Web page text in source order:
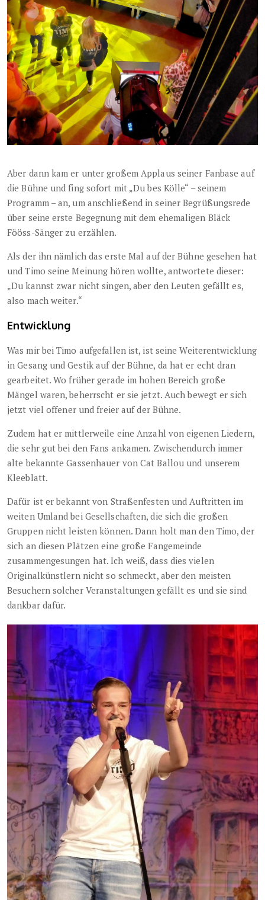
Aber dann kam er unter großem Applaus seiner Fanbase auf
die Bühne und fing sofort mit „Du bes Kölle“ – seinem
Programm – an, um anschließend in seiner Begrüßungsrede
über seine erste Begegnung mit dem ehemaligen Bläck
Fööss-Sänger zu erzählen.
Als der ihn nämlich das erste Mal auf der Bühne gesehen hat
und Timo seine Meinung hören wollte, antwortete dieser:
„Du kannst zwar nicht singen, aber den Leuten gefällt es,
also mach weiter.“
Entwicklung
Was mir bei Timo aufgefallen ist, ist seine Weiterentwicklung
in Gesang und Gestik auf der Bühne, da hat er echt dran
gearbeitet. Wo früher gerade im hohen Bereich große
Mängel waren, beherrscht er sie jetzt. Auch bewegt er sich
jetzt viel offener und freier auf der Bühne.
Zudem hat er mittlerweile eine Anzahl von eigenen Liedern,
die sehr gut bei den Fans ankamen. Zwischendurch immer
alte bekannte Gassenhauer von Cat Ballou und unserem
Kleeblatt.
Dafür ist er bekannt von Straßenfesten und Auftritten im
weiten Umland bei Gesellschaften, die sich die großen
Gruppen nicht leisten können. Dann holt man den Timo, der
sich an diesen Plätzen eine große Fangemeinde
zusammengesungen hat. Ich weiß, dass dies vielen
Originalkünstlern nicht so schmeckt, aber den meisten
Besuchern solcher Veranstaltungen gefällt es und sie sind
dankbar dafür.